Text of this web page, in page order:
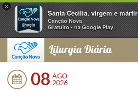
×
Santa Cecília, virgem e mártir
Canção Nova
Gratuito - na Google Play
Liturgia Diária
08 AGO
2026